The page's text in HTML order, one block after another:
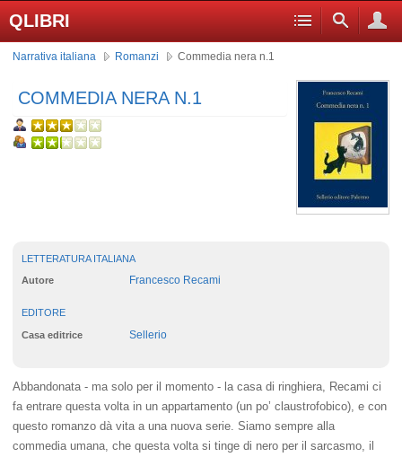
QLIBRI
Narrativa italiana Romanzi Commedia nera n.1
COMMEDIA NERA N.1
LETTERATURA ITALIANA
Autore Francesco Recami
EDITORE
Casa editrice Sellerio
Abbandonata - ma solo per il momento - la casa di ringhiera, Recami ci
fa entrare questa volta in un appartamento (un po’ claustrofobico), e con
questo romanzo dà vita a una nuova serie. Siamo sempre alla
commedia umana, che questa volta si tinge di nero per il sarcasmo, il